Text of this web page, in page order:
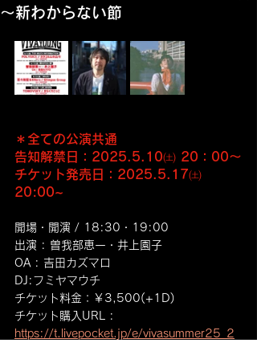
～新わからない節
＊全ての公演共通
告知解禁日：2025.5.10㈯ 20：00～
チケット発売日：2025.5.17㈯
20:00~
開場・開演 / 18:30・19:00
出演 : 曽我部恵一・井上園子
OA : 吉田カズマロ
DJ:フミヤマウチ
チケット料金：￥3,500(+1D)
チケット購入URL :
https://t.livepocket.jp/e/vivasummer25_2